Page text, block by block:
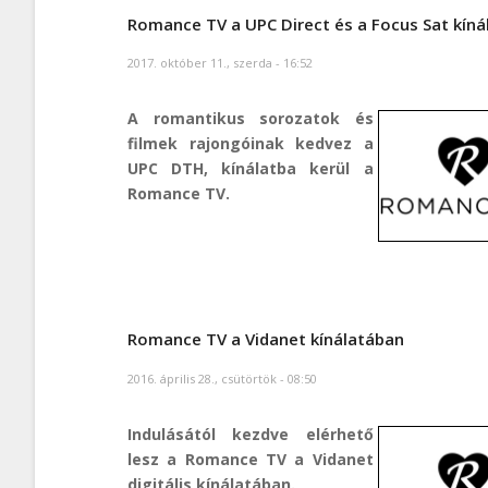
Romance TV a UPC Direct és a Focus Sat
2017. október 11., szerda - 16:52
A romantikus sorozatok és
filmek rajongóinak kedvez a
UPC DTH, kínálatba kerül a
Romance TV.
Romance TV a Vidanet kínálatában
2016. április 28., csütörtök - 08:50
Indulásától kezdve elérhető
lesz a Romance TV a Vidanet